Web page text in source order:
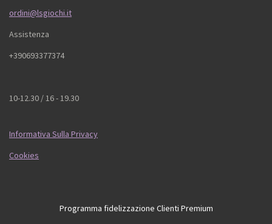
ordini@lsgiochi.it
Assistenza
+390693377374
10-12.30 / 16 - 19.30
Informativa Sulla Privacy
Cookies
Programma fidelizzazione Clienti Premium